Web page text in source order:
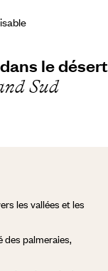
le désert
Sud
les vallées et les
des palmeraies,